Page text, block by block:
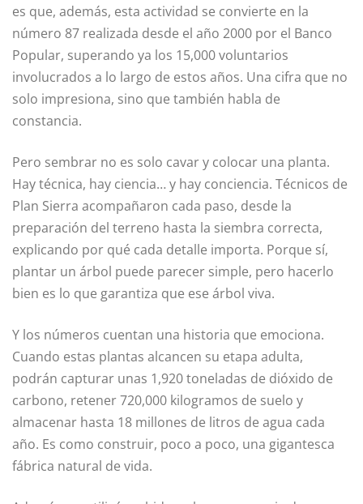
es que, además, esta actividad se convierte en la
número 87 realizada desde el año 2000 por el Banco
Popular, superando ya los 15,000 voluntarios
involucrados a lo largo de estos años. Una cifra que no
solo impresiona, sino que también habla de
constancia.
Pero sembrar no es solo cavar y colocar una planta.
Hay técnica, hay ciencia… y hay conciencia. Técnicos de
Plan Sierra acompañaron cada paso, desde la
preparación del terreno hasta la siembra correcta,
explicando por qué cada detalle importa. Porque sí,
plantar un árbol puede parecer simple, pero hacerlo
bien es lo que garantiza que ese árbol viva.
Y los números cuentan una historia que emociona.
Cuando estas plantas alcancen su etapa adulta,
podrán capturar unas 1,920 toneladas de dióxido de
carbono, retener 720,000 kilogramos de suelo y
almacenar hasta 18 millones de litros de agua cada
año. Es como construir, poco a poco, una gigantesca
fábrica natural de vida.